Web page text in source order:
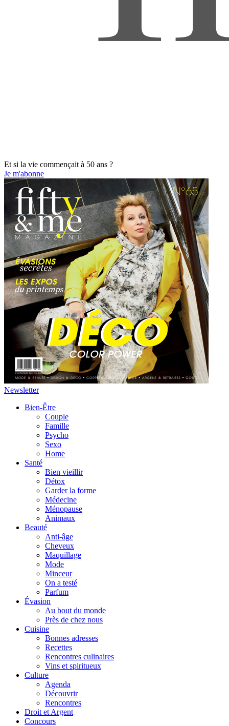
Et si la vie commençait à 50 ans ?
Je m'abonne
Newsletter
Bien-Être
Couple
Famille
Psycho
Sexo
Home
Santé
Bien vieillir
Détox
Garder la forme
Médecine
Ménopause
Animaux
Beauté
Anti-âge
Cheveux
Maquillage
Mode
Minceur
On a testé
Parfum
Évasion
Au bout du monde
Près de chez nous
Cuisine
Bonnes adresses
Recettes
Rencontres culinaires
Vins et spiritueux
Culture
Agenda
Découvrir
Rencontres
Droit et Argent
Concours